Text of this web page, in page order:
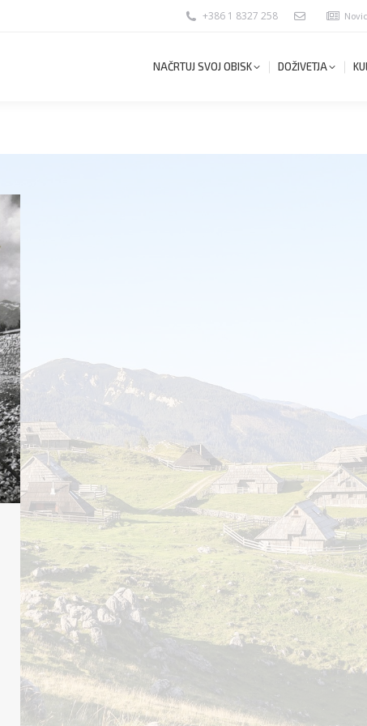
+386 1 8327 258
NAČRTUJ SVOJ OBISK DOŽIVETJA
NAČRTUJ SVOJ OBISK DOŽIVETJA